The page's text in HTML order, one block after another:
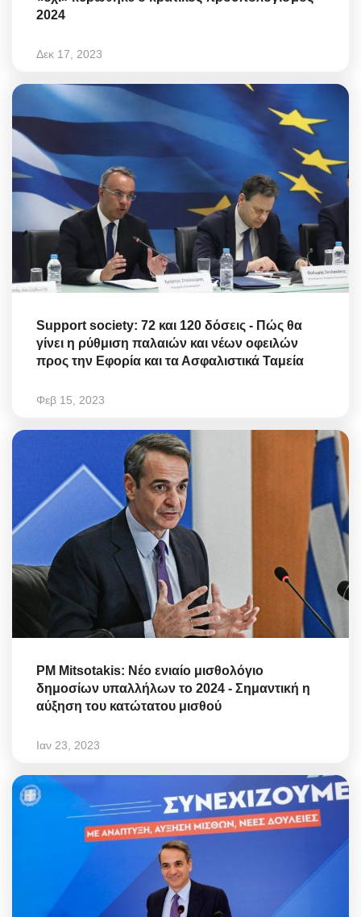
2024
Δεκ 17, 2023
Support society: 72 και 120 δόσεις - Πώς θα
γίνει η ρύθμιση παλαιών και νέων οφειλών
προς την Εφορία και τα Ασφαλιστικά Ταμεία
Φεβ 15, 2023
PM Mitsotakis: Νέο ενιαίο μισθολόγιο
δημοσίων υπαλλήλων το 2024 - Σημαντική η
αύξηση του κατώτατου μισθού
Ιαν 23, 2023